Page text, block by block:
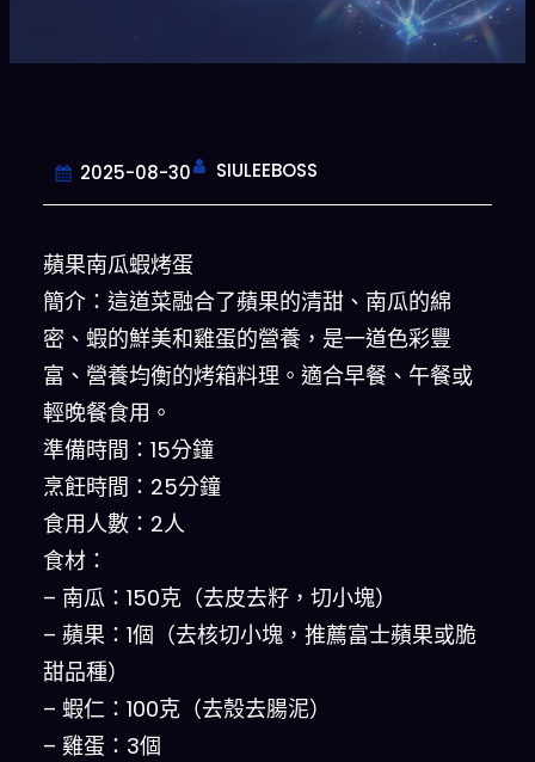
2025-08-30 SIULEEBOSS
蘋果南瓜蝦烤蛋
簡介：這道菜融合了蘋果的清甜、南瓜的綿
密、蝦的鮮美和雞蛋的營養，是一道色彩豐
富、營養均衡的烤箱料理。適合早餐、午餐或
輕晚餐食用。
準備時間：15分鐘
烹飪時間：25分鐘
食用人數：2人
食材：
– 南瓜：150克（去皮去籽，切小塊）
– 蘋果：1個（去核切小塊，推薦富士蘋果或脆
甜品種）
– 蝦仁：100克（去殼去腸泥）
– 雞蛋：3個